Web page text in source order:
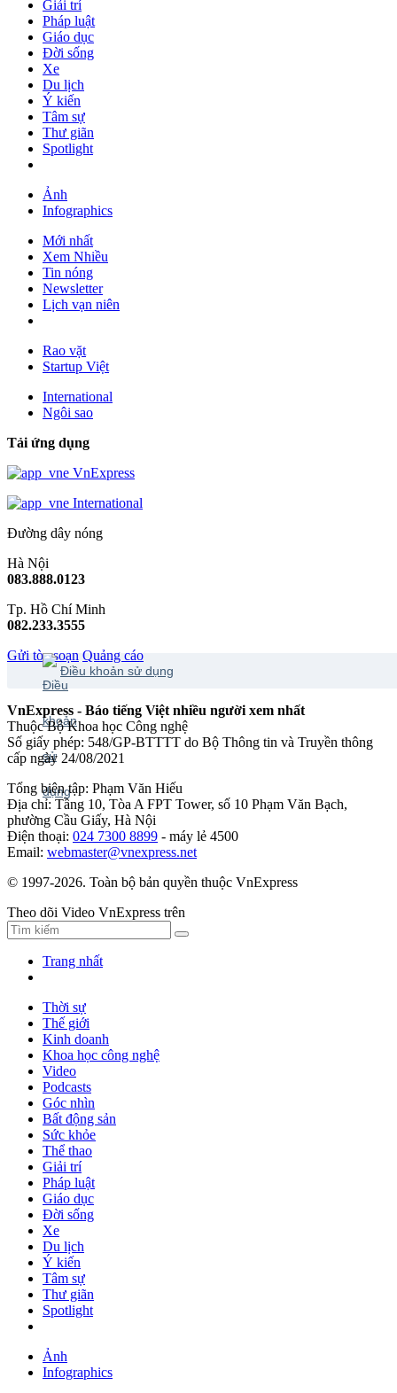
Giải trí
Pháp luật
Giáo dục
Đời sống
Xe
Du lịch
Ý kiến
Tâm sự
Thư giãn
Spotlight
Ảnh
Infographics
Mới nhất
Xem Nhiều
Tin nóng
Newsletter
Lịch vạn niên
Rao vặt
Startup Việt
International
Ngôi sao
Tải ứng dụng
VnExpress
International
Đường dây nóng
Hà Nội
083.888.0123
Tp. Hồ Chí Minh
082.233.3555
Gửi tòa soạn Quảng cáo
Điều khoản sử dụng
VnExpress - Báo tiếng Việt nhiều người xem nhất
Thuộc Bộ Khoa học Công nghệ
Số giấy phép: 548/GP-BTTTT do Bộ Thông tin và Truyền thông
cấp ngày 24/08/2021
Tổng biên tập: Phạm Văn Hiếu
Địa chỉ: Tầng 10, Tòa A FPT Tower, số 10 Phạm Văn Bạch,
phường Cầu Giấy, Hà Nội
Điện thoại: 024 7300 8899 - máy lẻ 4500
Email: webmaster@vnexpress.net
© 1997-2026. Toàn bộ bản quyền thuộc VnExpress
Theo dõi Video VnExpress trên
Trang nhất
Thời sự
Thế giới
Kinh doanh
Khoa học công nghệ
Video
Podcasts
Góc nhìn
Bất động sản
Sức khỏe
Thể thao
Giải trí
Pháp luật
Giáo dục
Đời sống
Xe
Du lịch
Ý kiến
Tâm sự
Thư giãn
Spotlight
Ảnh
Infographics